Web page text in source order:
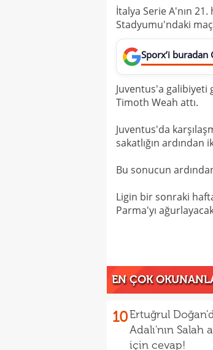
İtalya Serie A'nın
Stadyumu'ndaki
Sporx’i buradan
Juventus'a galibiyeti
Timoth Weah attı.
Juventus'da
sakatlığın ardından
Bu sonucun
Ligin bir sonraki
Parma'yı
EN ÇOK
10Ertuğrul
Adalı'nın Salah
için cevap!